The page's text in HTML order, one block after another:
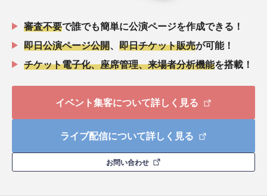
審査不要で誰でも簡単に公演ページを作成できる！
即日公演ページ公開
即日チケット販売が可能！
チケット電子化、座席管理、来場者分析機能を搭載！
イベント集客について詳しく見る
ライブ配信について詳しく見る
お問い合わせ